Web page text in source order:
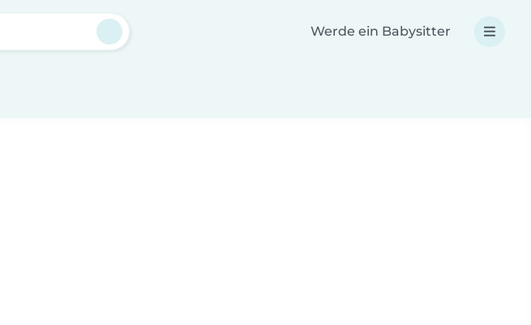
Werde ein Babysitter